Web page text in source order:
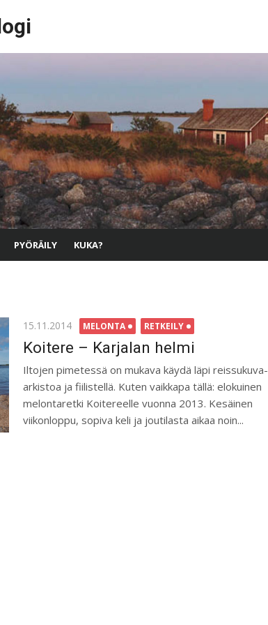
PYÖRÄILY KUKA?
Posted
on
15.11.2014 MELONTA RETKEILY
Koitere – Karjalan helmi
Iltojen pimetessä on mukava käydä läpi reissukuva-
arkistoa ja fiilistellä. Kuten vaikkapa tällä: elokuinen
melontaretki Koitereelle vuonna 2013. Kesäinen
viikonloppu, sopiva keli ja joutilasta aikaa noin...